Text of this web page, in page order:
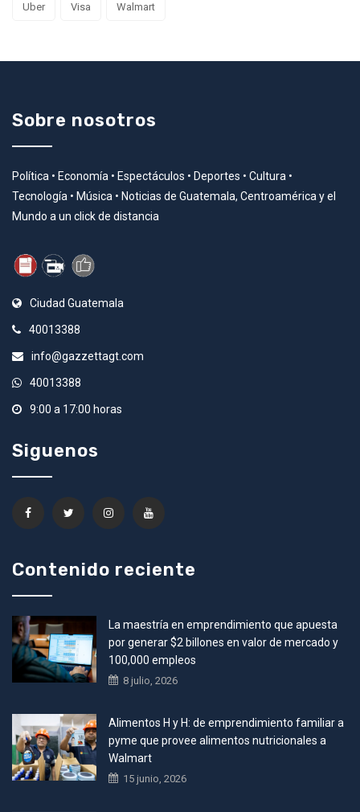
Uber Visa Walmart
Sobre nosotros
Política • Economía • Espectáculos • Deportes • Cultura •
Tecnología • Música • Noticias de Guatemala, Centroamérica y el
Mundo a un click de distancia
Ciudad Guatemala
40013388
info@gazzettagt.com
40013388
9:00 a 17:00 horas
Siguenos
Contenido reciente
La maestría en emprendimiento que apuesta
por generar $2 billones en valor de mercado y
100,000 empleos
8 julio, 2026
Alimentos H y H: de emprendimiento familiar a
pyme que provee alimentos nutricionales a
Walmart
15 junio, 2026